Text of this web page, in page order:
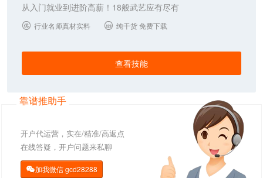
从入门就业到进阶高薪！18般武艺应有尽有
 行业名师真材实料  纯干货 免费下载
查看技能
靠谱推助手
开户代运营，实在/精准/高返点
在线答疑，开户问题来私聊
加我微信gcd28288